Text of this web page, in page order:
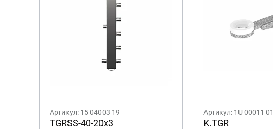
Артикул: 15 04003 19
TGRSS-40-20x3
Артикул: 1U 00011 01
K.TGR